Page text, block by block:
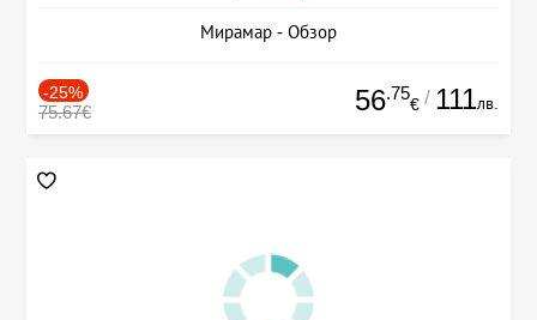
Мирамар - Обзор
-25%
75.67€ 56.75
€ / 111лв.